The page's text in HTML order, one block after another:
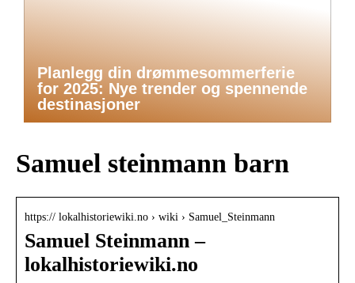
Planlegg din drømmesommerferie
for 2025: Nye trender og spennende
destinasjoner
Samuel steinmann barn
https:// lokalhistoriewiki.no › wiki › Samuel_Steinmann
Samuel Steinmann –
lokalhistoriewiki.no